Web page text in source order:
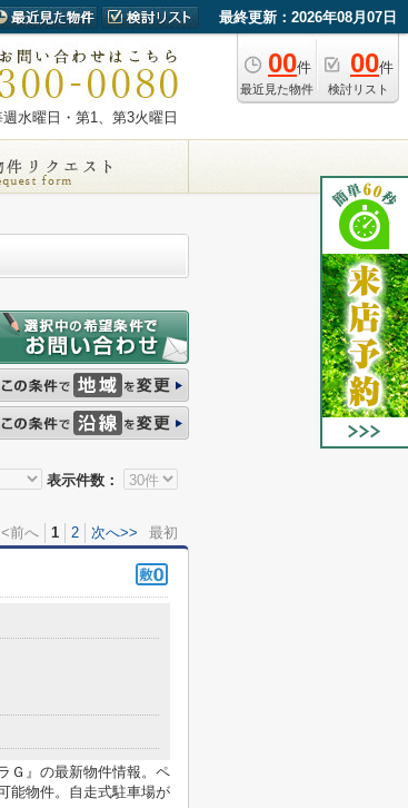
最終更新：2026年08月07日
00件
最近見た物件
00件
検討リスト
水曜日・第1、第3火曜日
表示件数：
前へ 1 2 次へ>> 最初
Ｇ』の最新物件情報。ペ
能物件。自走式駐車場が